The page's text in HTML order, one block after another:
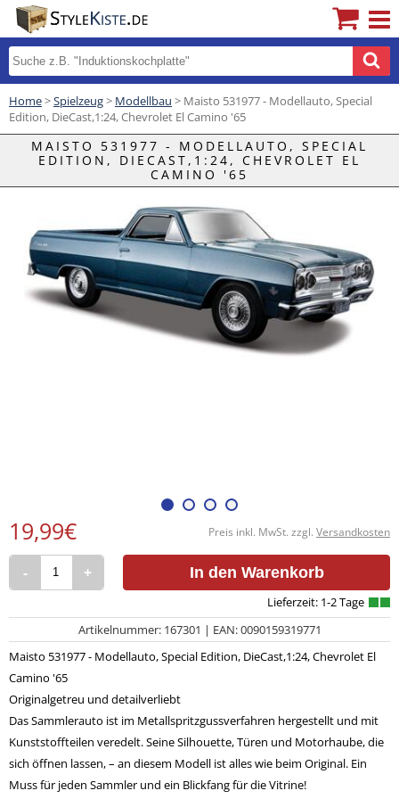
Home>Spielzeug> Modellbau > Maisto 531977 - Modellauto, Special
Edition, DieCast,1:24, Chevrolet El Camino '65
MAISTO 531977 - MODELLAUTO, SPECIAL
EDITION, DIECAST,1:24, CHEVROLET EL
CAMINO '65
Preis inkl. MwSt. zzgl. Versandkosten
19,99€
- + In den Warenkorb
Artikelnummer: 167301 | EAN: 0090159319771
Maisto 531977 - Modellauto, Special Edition, DieCast,1:24, Chevrolet El
Camino '65
Originalgetreu und detailverliebt
Das Sammlerauto ist im Metallspritzgussverfahren hergestellt und mit
Kunststoffteilen veredelt. Seine Silhouette, Türen und Motorhaube, die
sich öffnen lassen, – an diesem Modell ist alles wie beim Original. Ein
Muss für jeden Sammler und ein Blickfang für die Vitrine!